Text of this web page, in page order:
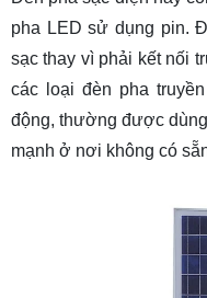
2.5 Đa Dạng Tính
2.6 An Toàn Khi Sử
2.7 Thiết kế đa
3. Ứng dụng đèn pha
3.2 Ứng dụng trong
3.3 Dùng trong gia
pha LED sử dụng pin.
sạc thay vì phải kết nối
các loại đèn pha
động, thường được
mạnh ở nơi không có